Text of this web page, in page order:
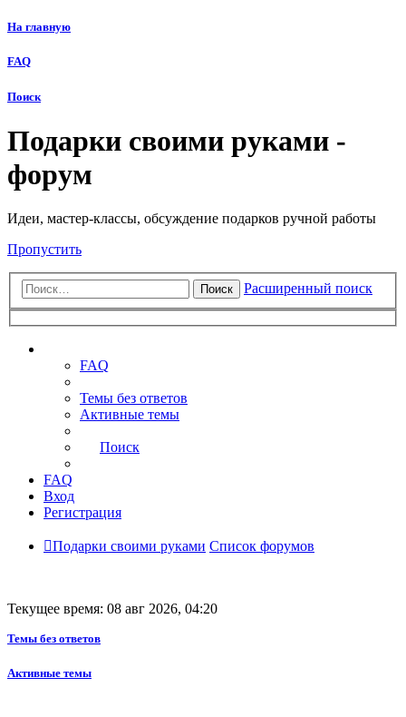
На главную
FAQ
Поиск
Подарки своими руками -
форум
Идеи, мастер-классы, обсуждение подарков ручной работы
Пропустить
Поиск Расширенный поиск
FAQ
Темы без ответов
Активные темы
Поиск
FAQ
Вход
Регистрация
Подарки своими руками Список форумов
Текущее время: 08 авг 2026, 04:20
Темы без ответов
Активные темы